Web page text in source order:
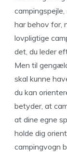
har behov for,
lovpligtige
det, du leder
Men til
skal kunne
du kan
betyder, at
at dine egne
holde dig
campingvogn